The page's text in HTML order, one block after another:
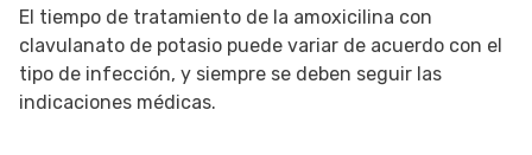
El tiempo de tratamiento de la amoxicilina con
clavulanato de potasio puede variar de acuerdo con el
tipo de infección, y siempre se deben seguir las
indicaciones médicas.